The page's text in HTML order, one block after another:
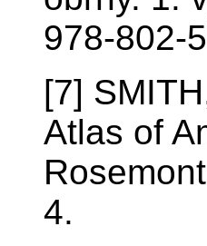
978-802-
[7]
Atlas of
4.